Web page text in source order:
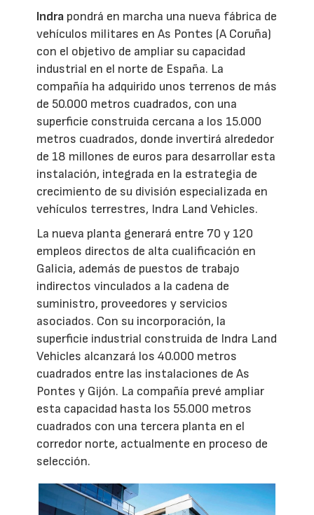
Indra pondrá en marcha una nueva fábrica de
vehículos militares en As Pontes (A Coruña)
con el objetivo de ampliar su capacidad
industrial en el norte de España. La
compañía ha adquirido unos terrenos de más
de 50.000 metros cuadrados, con una
superficie construida cercana a los 15.000
metros cuadrados, donde invertirá alrededor
de 18 millones de euros para desarrollar esta
instalación, integrada en la estrategia de
crecimiento de su división especializada en
vehículos terrestres, Indra Land Vehicles.
La nueva planta generará entre 70 y 120
empleos directos de alta cualificación en
Galicia, además de puestos de trabajo
indirectos vinculados a la cadena de
suministro, proveedores y servicios
asociados. Con su incorporación, la
superficie industrial construida de Indra Land
Vehicles alcanzará los 40.000 metros
cuadrados entre las instalaciones de As
Pontes y Gijón. La compañía prevé ampliar
esta capacidad hasta los 55.000 metros
cuadrados con una tercera planta en el
corredor norte, actualmente en proceso de
selección.